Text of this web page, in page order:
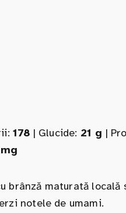
178 | Glucide: 21 g |
brânză maturată
notele de umami.